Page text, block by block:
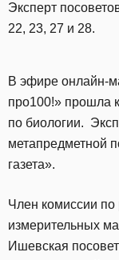
Эксперт
22, 23, 27 и 28.
В эфире онлайн-
про100!» прошла
по биологии.
метапредметной
газета».
Член комиссии по
измерительных
Ишевская